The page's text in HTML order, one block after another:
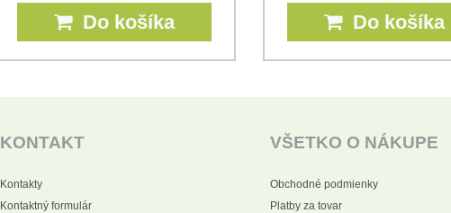
Do košíka Do košíka
KONTAKT
Kontakty
Kontaktný formulár
VŠETKO O NÁKUPE
Obchodné podmienky
Platby za tovar